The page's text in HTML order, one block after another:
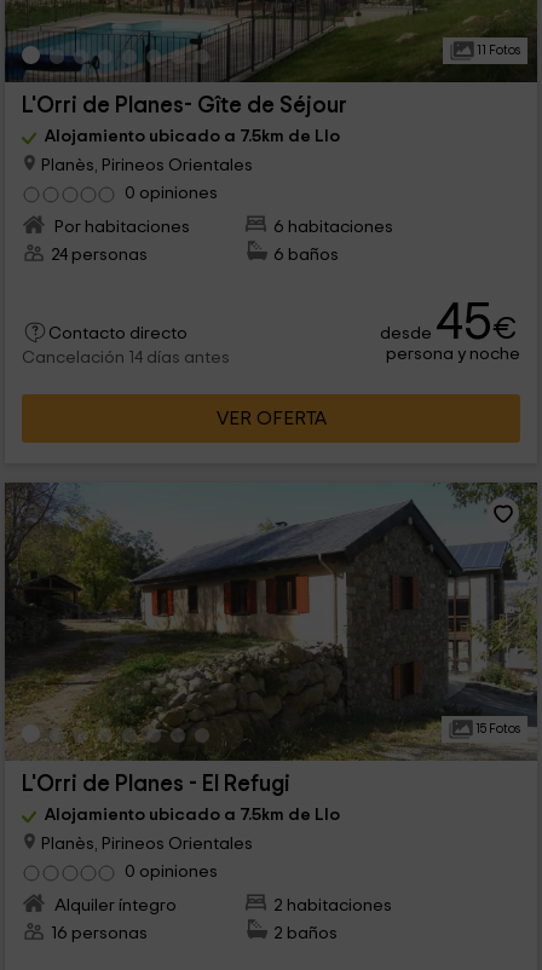
11 Fotos
L'Orri de Planes- Gîte de Séjour
Alojamiento ubicado a 7.5km de Llo
Planès, Pirineos Orientales
0 opiniones
Por habitaciones
6 habitaciones
24 personas
6 baños
Contacto directo
Cancelación 14 días antes
desde 45€
persona y noche
VER OFERTA
15 Fotos
L'Orri de Planes - El Refugi
Alojamiento ubicado a 7.5km de Llo
Planès, Pirineos Orientales
0 opiniones
Alquiler íntegro
2 habitaciones
16 personas
2 baños